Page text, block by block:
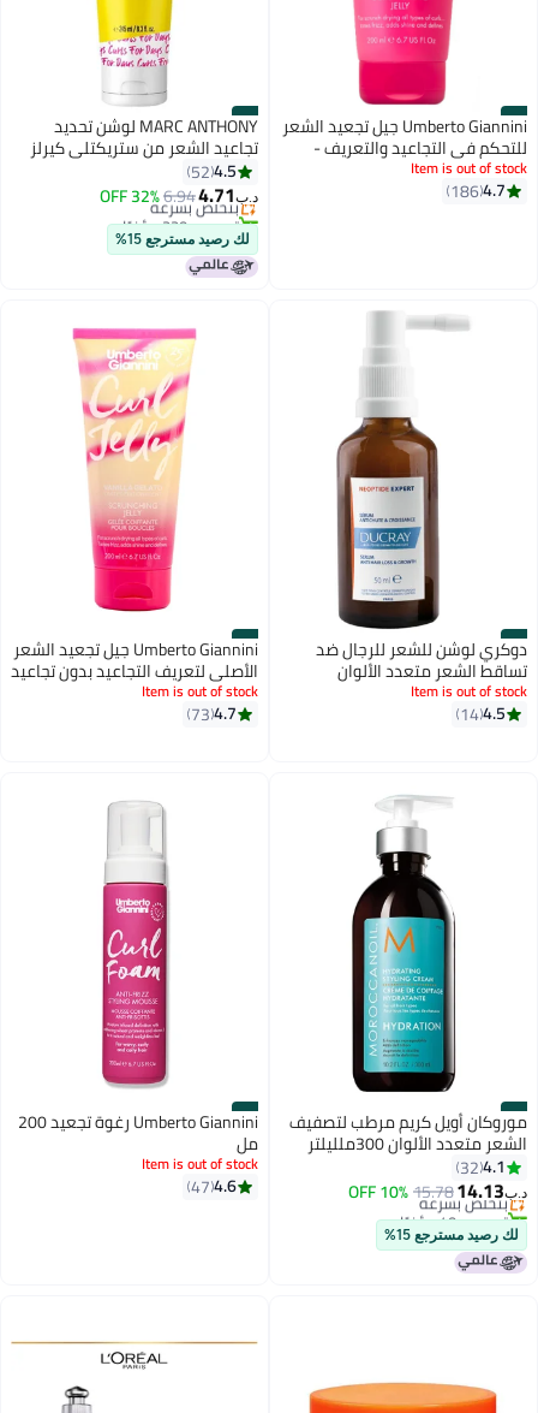
#1 Umberto Giannini جيل تجعيد الشعر
للتحكم في التجاعيد والتعريف -
يحدد التجاعيد دون شعور بالصلابة،
يعزز القوام الطبيعي لشعر نابض
Item is out of stock
4.7
186
#2 MARC ANTHONY لوشن تحديد
تجاعيد الشعر من ستريكتلي كيرلز
4.5
52
د.ب‏4.71
6.94
32% OFFبتخلّص بسرعة
تم بيع +220 مؤخرًا
بتخلّص بسرعة
لك رصيد مسترجع 15%
#3
دوكري لوشن للشعر للرجال ضد
تساقط الشعر متعدد الألوان
100ملليلتر
Item is out of stock
4.5
14
#4 Umberto Giannini جيل تجعيد الشعر
الأصلي لتعريف التجاعيد بدون تجاعيد
- يوفر ثباتًا مرنًا ويعزز نمط التجعيد
الطبيعي (200 مل)
Item is out of stock
4.7
73
#5
موروكان أويل كريم مرطب لتصفيف
الشعر متعدد الألوان 300ملليلتر
4.1
32
د.ب‏14.13
15.78
10% OFF بتخلّص بسرعة
تم بيع +40 مؤخرًا
بتخلّص بسرعة
لك رصيد مسترجع 15%
#6 Umberto Giannini رغوة تجعيد 200
مل
Item is out of stock
4.6
47